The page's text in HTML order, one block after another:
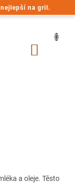
na gril.
a oleje. Těsto